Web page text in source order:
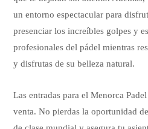
un entorno espectacular para
presenciar los increíbles golpes y
profesionales del pádel mientras
y disfrutas de su belleza natural.
Las entradas para el Menorca
venta. No pierdas la oportunidad